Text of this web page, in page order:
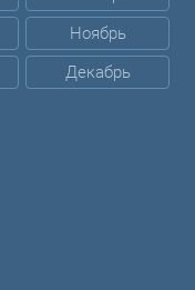
Ноябрь
Декабрь